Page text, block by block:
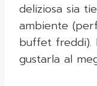
deliziosa sia
ambiente
buffet freddi).
gustarla al